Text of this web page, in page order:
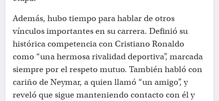
Además, hubo tiempo para hablar de otros
vínculos importantes en su carrera. Definió su
histórica competencia con Cristiano Ronaldo
como “una hermosa rivalidad deportiva”, marcada
siempre por el respeto mutuo. También habló con
cariño de Neymar, a quien llamó “un amigo”, y
reveló que sigue manteniendo contacto con él y